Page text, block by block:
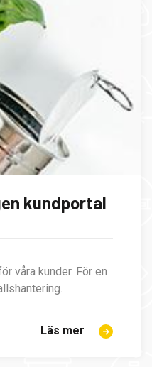
kundportal
våra kunder. För en
Läs mer om